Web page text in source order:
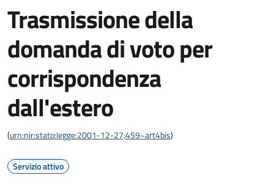
Trasmissione della
domanda di voto per
corrispondenza
dall'estero
(urn:nir:stato:legge:2001-12-27;459~art4bis)
Servizio attivo